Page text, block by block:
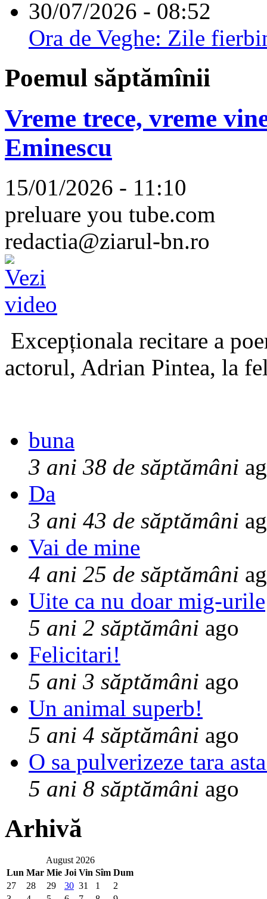
30/07/2026 - 08:52
Ora de Veghe: Zile
Poemul săptămînii
Vreme trece, vreme
Eminescu
15/01/2026 - 11:10
preluare you tube.com
redactia@ziarul-bn.ro
Excepționala recitare a
actorul, Adrian Pintea, la
buna
3 ani 38 de săptămâni
Da
3 ani 43 de săptămâni
Vai de mine
4 ani 25 de săptămâni
Uite ca nu doar mig-urile
5 ani 2 săptămâni ago
Felicitari!
5 ani 3 săptămâni ago
Un animal superb!
5 ani 4 săptămâni ago
O sa pulverizeze tara
5 ani 8 săptămâni ago
Arhivă
August 2026
Lun Mar Mie Joi Vin Sîm Dum
27
28 29 30 31 1
2